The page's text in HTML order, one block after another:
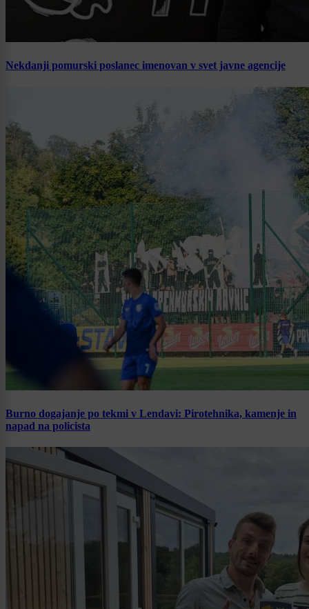
Nekdanji pomurski poslanec imenovan v svet javne agencije
Burno dogajanje po tekmi v Lendavi: Pirotehnika, kamenje in
napad na policista